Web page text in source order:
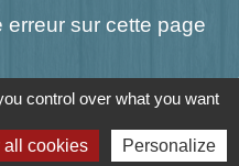
erreur sur cette page
control over what you want
all cookies Personalize